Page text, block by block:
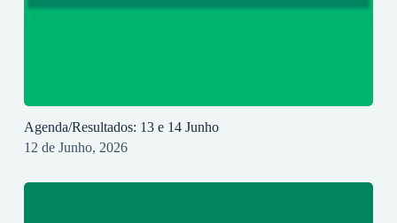
Agenda/Resultados: 13 e 14 Junho
12 de Junho, 2026